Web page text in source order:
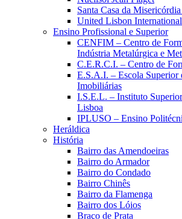
Santa Casa da
United Lisbon
Ensino Profissional e Superior
CENFIM – Centro de
Indústria Metalúrgica e
C.E.R.C.I. – Centro de
E.S.A.I. – Escola Superior
Imobiliárias
I.S.E.L. – Instituto
Lisboa
IPLUSO – Ensino
Heráldica
História
Bairro das Amendoeiras
Bairro do Armador
Bairro do Condado
Bairro Chinês
Bairro da Flamenga
Bairro dos Lóios
Braço de Prata